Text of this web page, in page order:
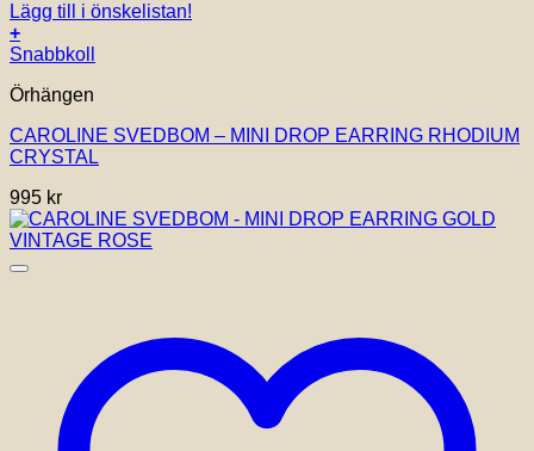
Lägg till i önskelistan!
+
Snabbkoll
Örhängen
CAROLINE SVEDBOM – MINI DROP EARRING RHODIUM
CRYSTAL
995 kr